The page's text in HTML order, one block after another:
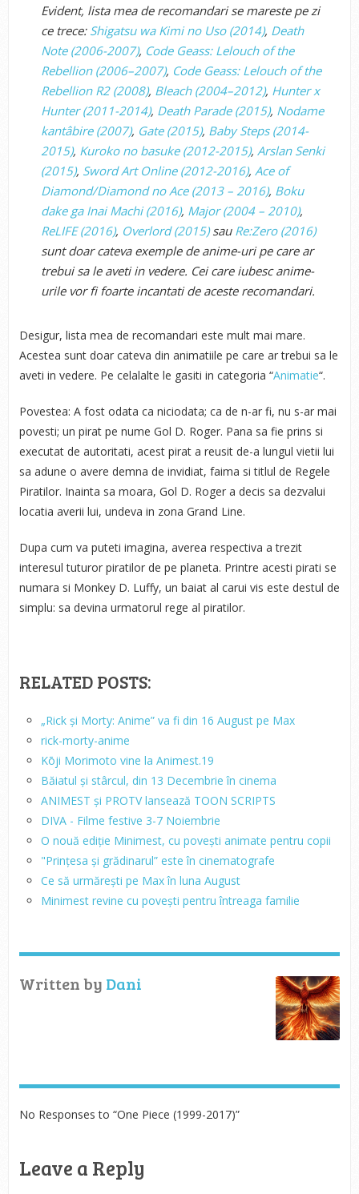
Evident, lista mea de recomandari se mareste pe zi
ce trece: Shigatsu wa Kimi no Uso (2014), Death
Note (2006-2007), Code Geass: Lelouch of the
Rebellion (2006–2007), Code Geass: Lelouch of the
Rebellion R2 (2008), Bleach (2004–2012), Hunter x
Hunter (2011-2014), Death Parade (2015), Nodame
kantâbire (2007), Gate (2015), Baby Steps (2014-
2015), Kuroko no basuke (2012-2015), Arslan Senki
(2015), Sword Art Online (2012-2016), Ace of
Diamond/Diamond no Ace (2013 – 2016), Boku
dake ga Inai Machi (2016), Major (2004 – 2010),
ReLIFE (2016), Overlord (2015)sau Re:Zero (2016)
sunt doar cateva exemple de anime-uri pe care ar
trebui sa le aveti in vedere. Cei care iubesc anime-
urile vor fi foarte incantati de aceste recomandari.
Desigur, lista mea de recomandari este mult mai mare.
Acestea sunt doar cateva din animatiile pe care ar trebui sa le
aveti in vedere. Pe celalalte le gasiti in categoria “Animatie“.
Povestea: A fost odata ca niciodata; ca de n-ar fi, nu s-ar mai
povesti; un pirat pe nume Gol D. Roger. Pana sa fie prins si
executat de autoritati, acest pirat a reusit de-a lungul vietii lui
sa adune o avere demna de invidiat, faima si titlul de Regele
Piratilor. Inainta sa moara, Gol D. Roger a decis sa dezvalui
locatia averii lui, undeva in zona Grand Line.
Dupa cum va puteti imagina, averea respectiva a trezit
interesul tuturor piratilor de pe planeta. Printre acesti pirati se
numara si Monkey D. Luffy, un baiat al carui vis este destul de
simplu: sa devina urmatorul rege al piratilor.
RELATED POSTS:
„Rick și Morty: Anime” va fi din 16 August pe Max
rick-morty-anime
Kōji Morimoto vine la Animest.19
Băiatul și stârcul, din 13 Decembrie în cinema
ANIMEST și PROTV lansează TOON SCRIPTS
DIVA - Filme festive 3-7 Noiembrie
O nouă ediție Minimest, cu povești animate pentru copii
"Prințesa și grădinarul” este în cinematografe
Ce să urmărești pe Max în luna August
Minimest revine cu povești pentru întreaga familie
Written by Dani
No Responses to “One Piece (1999-2017)”
Leave a Reply